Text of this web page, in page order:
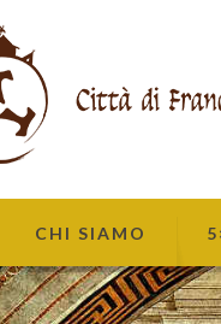
CHI SIAMO